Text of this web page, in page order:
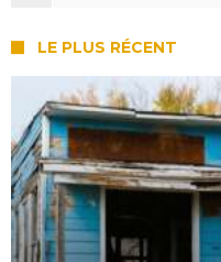
LE PLUS RÉCENT